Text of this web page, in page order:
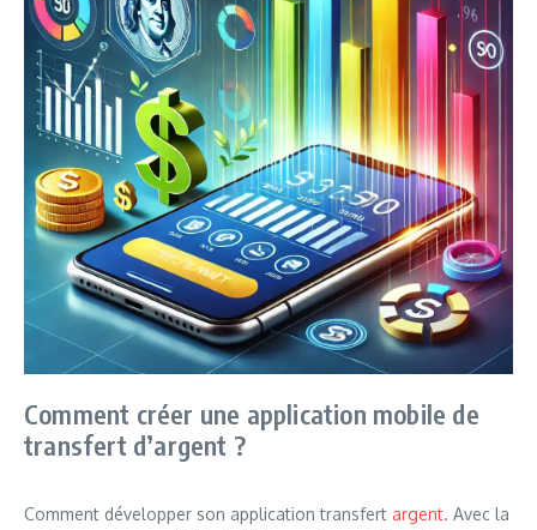
Comment créer une application mobile de
transfert d’argent ?
Comment développer son application transfert argent. Avec la